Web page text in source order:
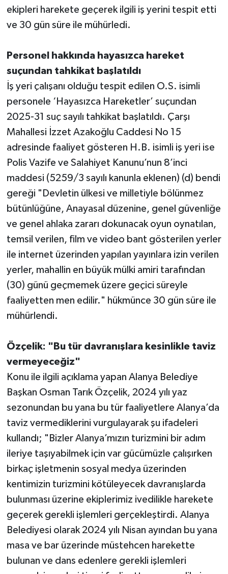
ekipleri harekete geçerek ilgili iş yerini tespit etti
ve 30 gün süre ile mühürledi.
Personel hakkında hayasızca hareket
suçundan tahkikat başlatıldı
İş yeri çalışanı olduğu tespit edilen O.S. isimli
personele ‘Hayasızca Hareketler’ suçundan
2025-31 suç sayılı tahkikat başlatıldı. Çarşı
Mahallesi İzzet Azakoğlu Caddesi No 15
adresinde faaliyet gösteren H.B. isimli iş yeri ise
Polis Vazife ve Salahiyet Kanunu’nun 8’inci
maddesi (5259/3 sayılı kanunla eklenen) (d) bendi
gereği "Devletin ülkesi ve milletiyle bölünmez
bütünlüğüne, Anayasal düzenine, genel güvenliğe
ve genel ahlaka zararı dokunacak oyun oynatılan,
temsil verilen, film ve video bant gösterilen yerler
ile internet üzerinden yapılan yayınlara izin verilen
yerler, mahallin en büyük mülki amiri tarafından
(30) günü geçmemek üzere geçici süreyle
faaliyetten men edilir." hükmünce 30 gün süre ile
mühürlendi.
Özçelik: "Bu tür davranışlara kesinlikle taviz
vermeyeceğiz"
Konu ile ilgili açıklama yapan Alanya Belediye
Başkan Osman Tarık Özçelik, 2024 yılı yaz
sezonundan bu yana bu tür faaliyetlere Alanya’da
taviz vermediklerini vurgulayarak şu ifadeleri
kullandı; "Bizler Alanya’mızın turizmini bir adım
ileriye taşıyabilmek için var gücümüzle çalışırken
birkaç işletmenin sosyal medya üzerinden
kentimizin turizmini kötüleyecek davranışlarda
bulunması üzerine ekiplerimiz ivedilikle harekete
geçerek gerekli işlemleri gerçekleştirdi. Alanya
Belediyesi olarak 2024 yılı Nisan ayından bu yana
masa ve bar üzerinde müstehcen harekette
bulunan ve dans edenlere gerekli işlemleri